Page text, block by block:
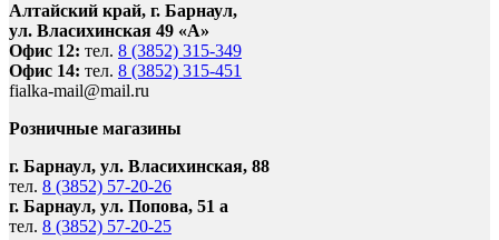
Алтайский край, г. Барнаул,
ул. Власихинская 49 «А»
Офис 12: тел. 8 (3852) 315-349
Офис 14: тел. 8 (3852) 315-451
fialka-mail@mail.ru
Розничные магазины
г. Барнаул, ул. Власихинская, 88
тел. 8 (3852) 57-20-26
г. Барнаул, ул. Попова, 51 а
тел. 8 (3852) 57-20-25